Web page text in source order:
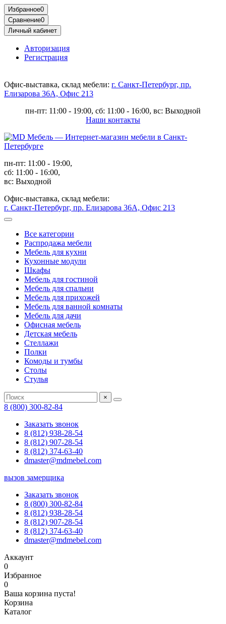
Избранное0
Сравнение0
Личный кабинет
Авторизация
Регистрация
Офис-выставка, склад мебели: г. Санкт-Петербург, пр.
Елизарова 36А, Офис 213
пн-пт: 11:00 - 19:00, сб: 11:00 - 16:00, вс: Выходной
Наши контакты
пн-пт: 11:00 - 19:00,
сб: 11:00 - 16:00,
вс: Выходной
Офис-выставка, склад мебели:
г. Санкт-Петербург, пр. Елизарова 36А, Офис 213
Все категории
Распродажа мебели
Мебель для кухни
Кухонные модули
Шкафы
Мебель для гостиной
Мебель для спальни
Мебель для прихожей
Мебель для ванной комнаты
Мебель для дачи
Офисная мебель
Детская мебель
Стеллажи
Полки
Комоды и тумбы
Столы
Стулья
×
8 (800) 300-82-84
Заказать звонок
8 (812) 938-28-54
8 (812) 907-28-54
8 (812) 374-63-40
dmaster@mdmebel.com
вызов замерщика
Заказать звонок
8 (800) 300-82-84
8 (812) 938-28-54
8 (812) 907-28-54
8 (812) 374-63-40
dmaster@mdmebel.com
Аккаунт
0
Избранное
0
Ваша корзина пуста!
Корзина
Каталог